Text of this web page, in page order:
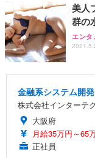
美人
群の
エンタ
金融系システム開
株式会社インターテ
大阪府
月給35万円～65
正社員